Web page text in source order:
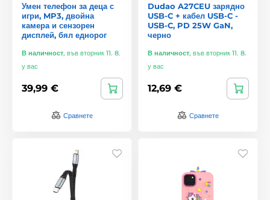
Умен телефон за деца с
игри, MP3, двойна
камера и сензорен
дисплей, бял еднорог
В наличност, във вторник 11. 8.
у вас
39,99 €
Сравнете
Dudao A27CEU зарядно
USB-C + кабел USB-C -
USB-C, PD 25W GaN,
черно
В наличност, във вторник 11. 8.
у вас
12,69 €
Сравнете